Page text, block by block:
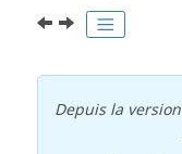
Depuis la version